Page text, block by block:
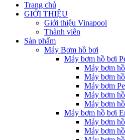
Trang chủ
GIỚI THIỆU
Giới thiệu Vinapool
Thành viên
Sản phẩm
Máy Bơm hồ bơi
Máy bơm hồ bơi
Máy bơm
Máy bơm
Máy bơm
Máy bơm
Máy bơm
Máy bơm hồ bơi
Máy bơm
Máy bơm